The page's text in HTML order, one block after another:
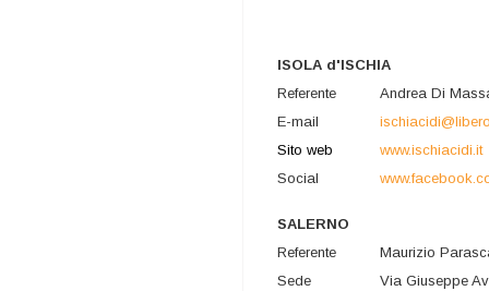
ISOLA d'ISCHIA
Referente
Andrea Di
E-mail
Sito web
www.ischiacidi.it
Social
SALERNO
Referente
Maurizio
Sede
Via Giuseppe